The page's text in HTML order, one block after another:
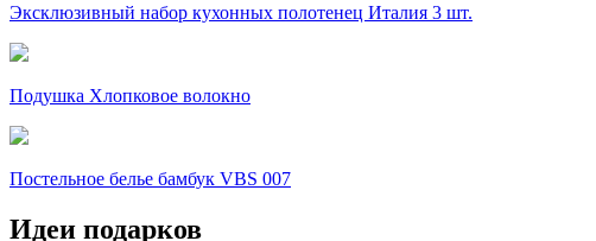
Эксклюзивный набор кухонных полотенец Италия 3 шт.
Подушка Хлопковое волокно
Постельное белье бамбук VBS 007
Идеи подарков